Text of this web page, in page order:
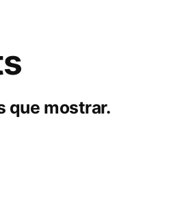
que mostrar.